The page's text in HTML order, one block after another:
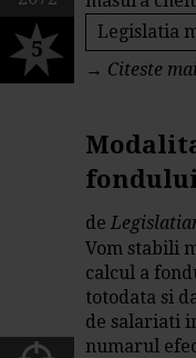
Legislatia
→ Citeste
5
de
Vom stabili
calcul a
totodata si
de salariati
numarul